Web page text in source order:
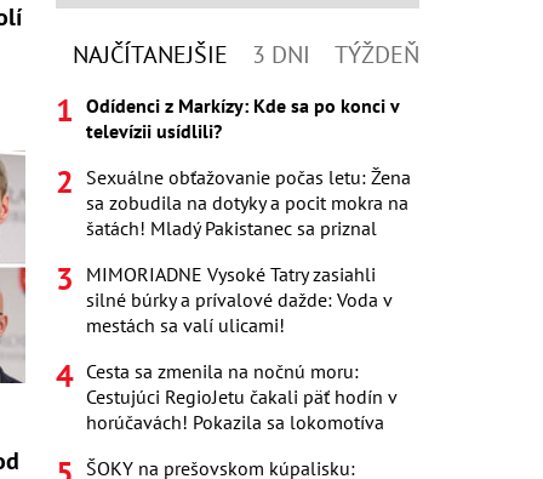
NAJČÍTANEJŠIE 3 DNI TÝŽDEŇ
Odídenci z Markízy: Kde sa po konci v
televízii usídlili?
Sexuálne obťažovanie počas letu: Žena
sa zobudila na dotyky a pocit mokra na
šatách! Mladý Pakistanec sa priznal
MIMORIADNE Vysoké Tatry zasiahli
silné búrky a prívalové dažde: Voda v
mestách sa valí ulicami!
Cesta sa zmenila na nočnú moru:
Cestujúci RegioJetu čakali päť hodín v
horúčavách! Pokazila sa lokomotíva
ŠOKY na prešovskom kúpalisku: